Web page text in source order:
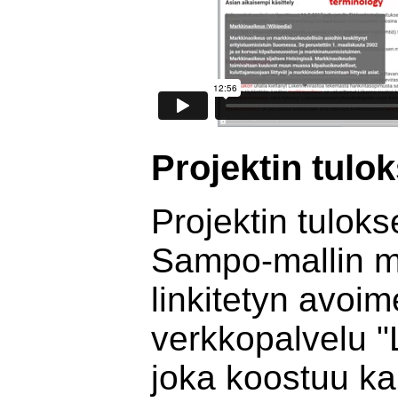
Projektin
Projektin
Sampo-mallin
linkitetyn
verkkopalvelu
joka koostuu